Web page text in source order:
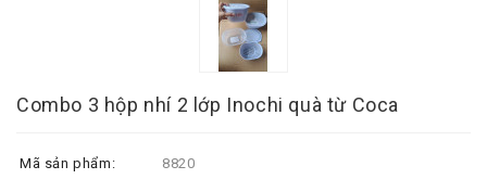
Combo 3 hộp nhí 2 lớp Inochi quà từ Coca
Mã sản phẩm:
8820